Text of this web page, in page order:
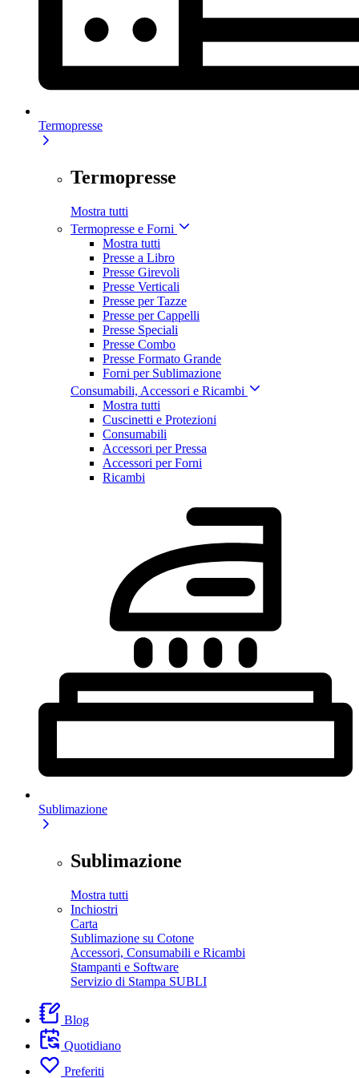
Termopresse
Termopresse
Mostra tutti
Termopresse e Forni
Mostra tutti
Presse a Libro
Presse Girevoli
Presse Verticali
Presse per Tazze
Presse per Cappelli
Presse Speciali
Presse Combo
Presse Formato Grande
Forni per Sublimazione
Consumabili, Accessori e Ricambi
Mostra tutti
Cuscinetti e Protezioni
Consumabili
Accessori per Pressa
Accessori per Forni
Ricambi
Sublimazione
Sublimazione
Mostra tutti
Inchiostri
Carta
Sublimazione su Cotone
Accessori, Consumabili e Ricambi
Stampanti e Software
Servizio di Stampa SUBLI
Blog
Quotidiano
Preferiti